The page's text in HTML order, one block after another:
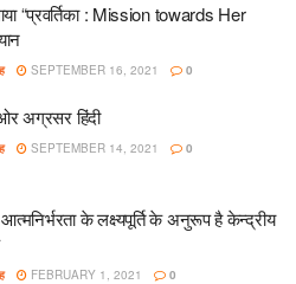
“प्रवर्तिका : Mission towards Her
SEPTEMBER 16, 2021 0
अग्रसर हिंदी
SEPTEMBER 14, 2021 0
आत्मनिर्भरता के लक्ष्यपूर्ति के अनुरूप है केन्द्रीय
FEBRUARY 1, 2021 0